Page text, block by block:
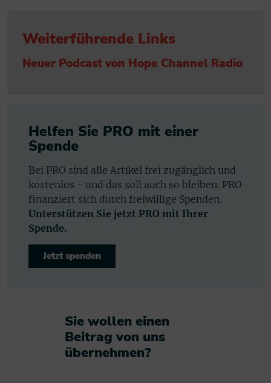
Weiterführende Links
Neuer Podcast von Hope Channel Radio
Helfen Sie PRO mit einer
Spende
Bei PRO sind alle Artikel frei zugänglich und
kostenlos - und das soll auch so bleiben. PRO
finanziert sich durch freiwillige Spenden.
Unterstützen Sie jetzt PRO mit Ihrer
Spende.
Jetzt spenden
Sie wollen einen
Beitrag von uns
übernehmen?​